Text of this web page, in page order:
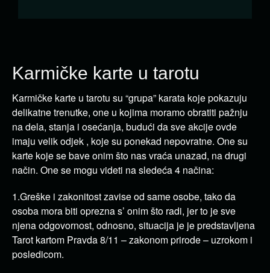
Karmičke karte u tarotu
Karmičke karte u tarotu su “grupa” karata koje pokazuju
delikatne trenutke, one u kojima moramo obratiti pažnju
na dela, stanja i osećanja, budući da sve akcije ovde
imaju velik odjek , koje su ponekad nepovratne. One su
karte koje se bave onim što nas vraća unazad, na drugi
način. One se mogu videti na sledeća 4 načina:
1.Greške i zakonitost zavise od same osobe, tako da
osoba mora biti oprezna s’ onim što radi, jer to je sve
njena odgovornost, odnosno, situacija je je predstavljena
Tarot kartom Pravda 8/11 – zakonom prirode – uzrokom i
posledicom.